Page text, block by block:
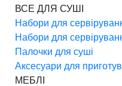
ВСЕ ДЛЯ СУШІ
Набори для
Набори для
Палочки для суші
Аксесуари для
МЕБЛІ